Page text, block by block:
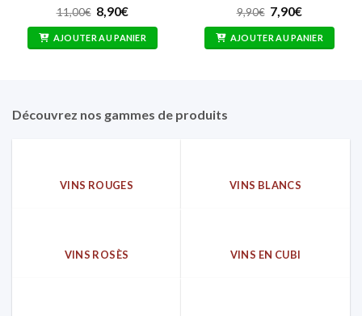
Note 4.67
11,00€ Le
prix
initial
était :
8,90€Le
actuel
est :
AJOUTER AU PANIER
9,90€ Le
prix
initial
était :
7,90€Le
actuel
est :
AJOUTER AU PANIER
Découvrez nos gammes de produits
VINS ROUGES VINS BLANCS
VINS ROSÈS VINS EN CUBI